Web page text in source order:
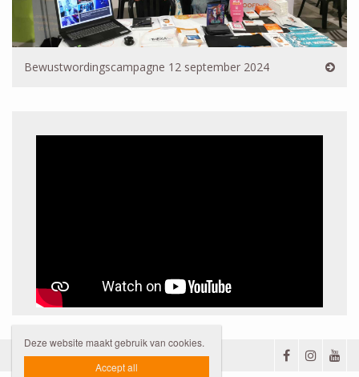
Bewustwordingscampagne 12 september 2024
Privacybeleid
Deze website maakt gebruik van cookies.
Accept all